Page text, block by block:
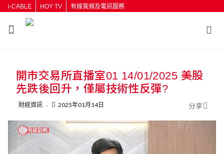
i-CABLE HOY TV 有線寬頻及電訊服務
按輸入鍵開始搜尋
開市交易所直播室01 14/01/2025 美股
先跌後回升，僅屬技術性反彈?
財經資訊 2025年01月14日 分享